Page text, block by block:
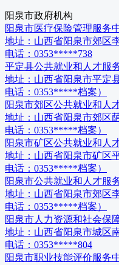
阳泉市政府机构
阳泉市医疗保险管理服务
地址： 山西省阳泉市郊区
电话： 0353*****738
平定县公共就业和人才服
地址： 山西省阳泉市平定
电话： 0353*****档案）
阳泉市郊区公共就业和人
地址： 山西省阳泉市郊区
电话： 0353*****档案）
阳泉市矿区公共就业和人
地址： 山西省阳泉市矿区
电话： 0353*****档案）
阳泉市公共就业和人才服
地址： 山西省阳泉市郊区
电话： 0353*****档案）
阳泉市人力资源和社会保
地址： 山西省阳泉市城区
电话： 0353*****804
阳泉市职业技能评价服务